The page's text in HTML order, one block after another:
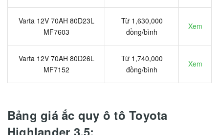
Varta 12V 70AH 80D23L
MF7603
Từ 1,630,000
đồng/bình
Xem
Varta 12V 70AH 80D26L
MF7152
Từ 1,740,000
đồng/bình
Xem
Bảng giá ắc quy ô tô Toyota